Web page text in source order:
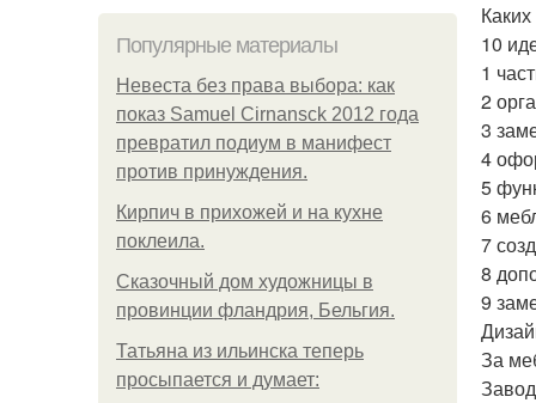
Популярные материалы
Невеста без права выбора: как
показ Samuel Cirnansck 2012 года
превратил подиум в манифест
против принуждения.
Кирпич в прихожей и на кухне
поклеила.
Сказочный дом художницы в
провинции фландрия, Бельгия.
Татьяна из ильинска теперь
просыпается и думает:
10
1
2
3
4
5
6
7
8
9
За